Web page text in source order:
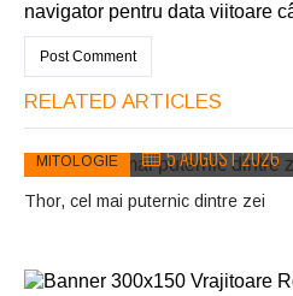
navigator pentru data viitoare
RELATED ARTICLES
MITOLOGIE 5 AUGUST 2026
Thor, cel mai puternic dintre zei